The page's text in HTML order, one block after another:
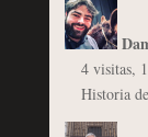
4 visitas,
Historia